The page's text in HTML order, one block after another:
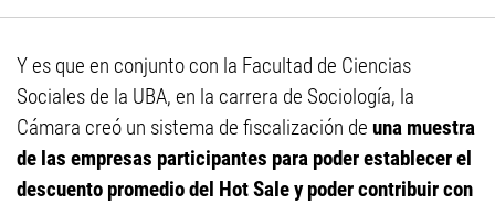
Y es que en conjunto con la Facultad de Ciencias
Sociales de la UBA, en la carrera de Sociología, la
Cámara creó un sistema de fiscalización de una muestra
de las empresas participantes para poder establecer el
descuento promedio del Hot Sale y poder contribuir con